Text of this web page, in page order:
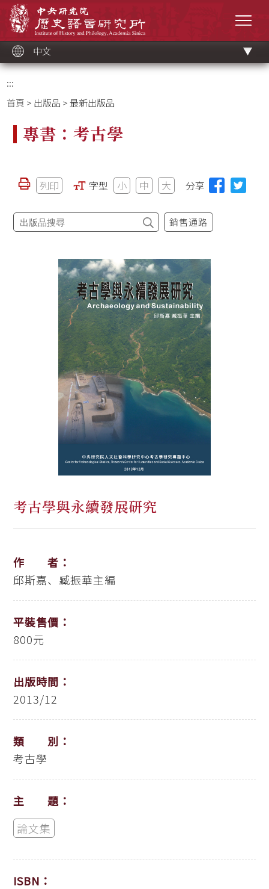
中文
:::
首頁 > 出版品 > 最新出版品
專書：考古學
列印 字型 小 中 大 分享
銷售通路
考古學與永續發展研究
作 者：
邱斯嘉、臧振華主編
平裝售價：
800元
出版時間：
2013/12
類 別：
考古學
主 題：
論文集
ISBN：